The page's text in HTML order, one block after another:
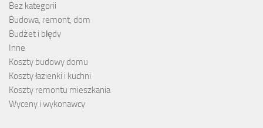
Bez kategorii
Budowa, remont, dom
Budżet i błędy
Inne
Koszty budowy domu
Koszty łazienki i kuchni
Koszty remontu mieszkania
Wyceny i wykonawcy